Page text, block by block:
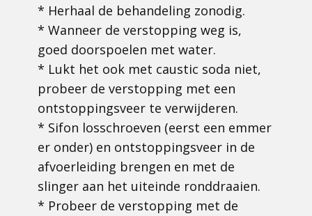
* Herhaal de behandeling zonodig.
* Wanneer de verstopping weg is,
goed doorspoelen met water.
* Lukt het ook met caustic soda niet,
probeer de verstopping met een
ontstoppingsveer te verwijderen.
* Sifon losschroeven (eerst een emmer
er onder) en ontstoppingsveer in de
afvoerleiding brengen en met de
slinger aan het uiteinde ronddraaien.
* Probeer de verstopping met de